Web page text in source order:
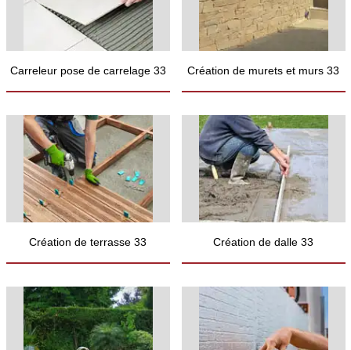
Carreleur pose de carrelage 33 Création de murets et murs 33
Création de terrasse 33 Création de dalle 33